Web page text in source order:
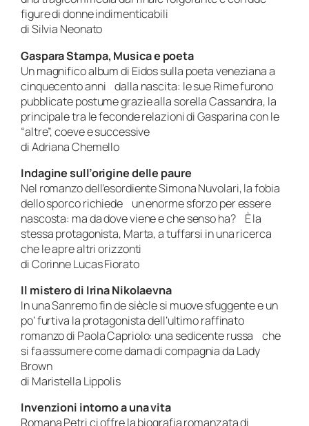
figure di donne indimenticabili
di Silvia Neonato
Gaspara Stampa, Musica e poeta
Un magnifico album di Eidos sulla poeta veneziana a
cinquecento anni dalla nascita: le sue Rime furono
pubblicate postume grazie alla sorella Cassandra, la
principale tra le feconde relazioni di Gasparina con le
“altre”, coeve e successive
di Adriana Chemello
Indagine sull’origine delle paure
Nel romanzo dell’esordiente Simona Nuvolari, la fobia
dello sporco richiede un enorme sforzo per essere
nascosta: ma da dove viene e che senso ha? È la
stessa protagonista, Marta, a tuffarsi in una ricerca
che le apre altri orizzonti
di Corinne Lucas Fiorato
Il mistero di Irina Nikolaevna
In una Sanremo fin de siècle si muove sfuggente e un
po’ furtiva la protagonista dell’ultimo raffinato
romanzo di Paola Capriolo: una sedicente russa che
si fa assumere come dama di compagnia da Lady
Brown
di Maristella Lippolis
Invenzioni intorno a una vita
Romana Petri ci offre la biografia romanzata di